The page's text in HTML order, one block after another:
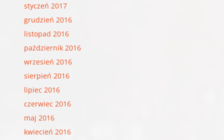
styczeń 2017
grudzień 2016
listopad 2016
październik 2016
wrzesień 2016
sierpień 2016
lipiec 2016
czerwiec 2016
maj 2016
kwiecień 2016